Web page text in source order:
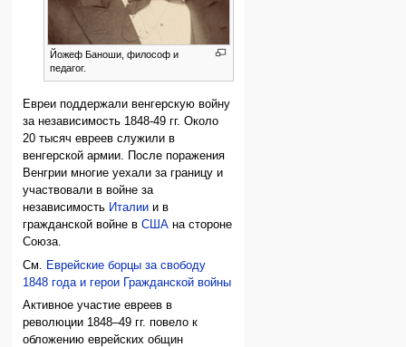
Йожеф Баноши, философ и
педагог.
Евреи поддержали венгерскую войну
за независимость 1848-49 гг. Около
20 тысяч евреев служили в
венгерской армии. После поражения
Венгрии многие уехали за границу и
участвовали в войне за
независимость Италии и в
гражданской войне вСША на стороне
Союза.
См.
Еврейские борцы за свободу
1848 года и герои Гражданской войны
Активное участие евреев в
революции 1848–49 гг. повело к
обложению еврейских общин